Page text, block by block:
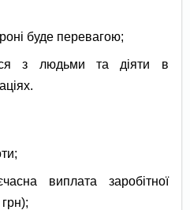
буде перевагою;
з людьми та діяти в
виплата заробітної